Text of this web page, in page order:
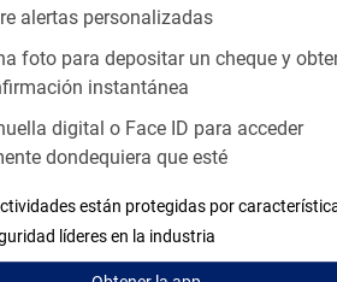
alertas personalizadas
foto para depositar un cheque y
instantánea
digital o Face ID para acceder
dondequiera que esté
están protegidas por
líderes en la industria
No Tienen Garantía
No Constituyen